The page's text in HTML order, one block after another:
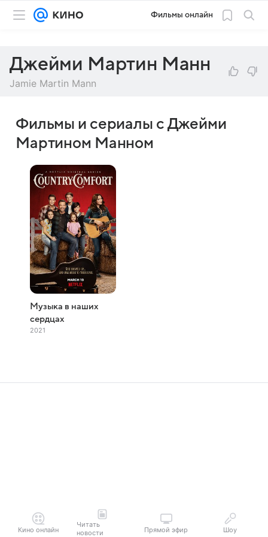
Фильмы онлайн
Джейми Мартин Манн
Jamie Martin Mann
Фильмы и сериалы с Джейми
Мартином Манном
Музыка в наших
сердцах
2021
Кино онлайн
Читать
новости
Прямой эфир Шоу